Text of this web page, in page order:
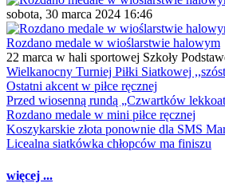
sobota, 30 marca 2024 16:46
Rozdano medale w wioślarstwie halowym
22 marca w hali sportowej Szkoły
Wielkanocny Turniej Piłki Siatkowej
Ostatni akcent w piłce ręcznej
Przed wiosenną rundą „Czwartków
Rozdano medale w mini piłce ręcznej
Koszykarskie złota ponownie dla SMS
Licealna siatkówka chłopców ma finiszu
więcej ...